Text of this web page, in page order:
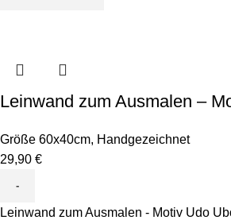
Leinwand zum Ausmalen –
Größe 60x40cm, Handgezeichnet
29,90 €
Leinwand zum Ausmalen - Motiv Udo